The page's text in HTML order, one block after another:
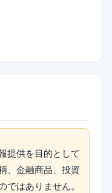
提供を目的として
、金融商品、投資
ではありません。